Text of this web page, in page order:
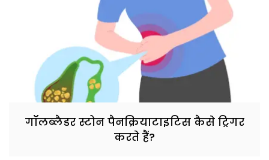
गॉलब्लैडर स्टोन पैनक्रियाटाइटिस कैसे ट्रिगर
करते हैं?